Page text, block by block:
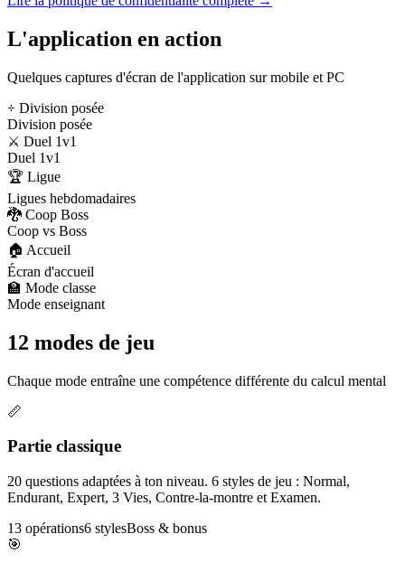
L'application en action
Quelques captures d'écran de l'application sur mobile et PC
÷ Division posée
Division posée
⚔️ Duel 1v1
Duel 1v1
🏆 Ligue
Ligues hebdomadaires
🐉 Coop Boss
Coop vs Boss
🏠 Accueil
Écran d'accueil
🏫 Mode classe
Mode enseignant
12 modes de jeu
Chaque mode entraîne une compétence différente du calcul mental
📏
Partie classique
20 questions adaptées à ton niveau. 6 styles de jeu : Normal,
Endurant, Expert, 3 Vies, Contre-la-montre et Examen.
13 opérations6 stylesBoss & bonus
🎯